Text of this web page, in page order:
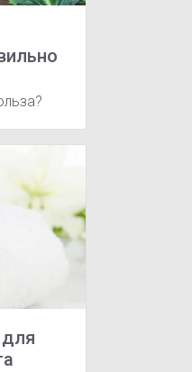
Дисбактериоз